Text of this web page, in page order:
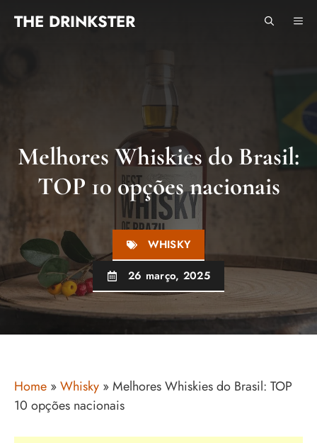
paraTHE DRINKSTER
Melhores Whiskies do Brasil:
TOP 10 opções nacionais
WHISKY
26 março, 2025
Home »Whisky »Melhores Whiskies do Brasil: TOP
10 opções nacionais